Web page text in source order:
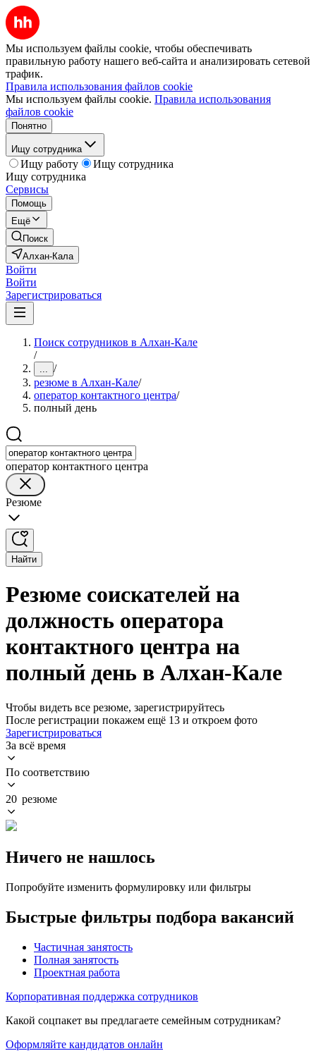
Мы используем файлы cookie, чтобы обеспечивать
правильную работу нашего веб-сайта и анализировать сетевой
трафик.
Правила использования файлов cookie
Мы используем файлы cookie. Правила использования
файлов cookie
Понятно
Ищу сотрудника
Ищу работу
Ищу сотрудника
Ищу сотрудника
Сервисы
Помощь
Ещё
Поиск
Алхан-Кала
Войти
Войти
Зарегистрироваться
Поиск сотрудников в Алхан-Кале
/
... /
резюме в Алхан-Кале/
оператор контактного центра/
полный день
оператор контактного центра
Резюме
Найти
Резюме соискателей на
должность оператора
контактного центра на
полный день в Алхан-Кале
Чтобы видеть все резюме, зарегистрируйтесь
После регистрации покажем ещё 13 и откроем фото
Зарегистрироваться
За всё время
По соответствию
20 резюме
Ничего не нашлось
Попробуйте изменить формулировку или фильтры
Быстрые фильтры подбора вакансий
Частичная занятость
Полная занятость
Проектная работа
Корпоративная поддержка сотрудников
Какой соцпакет вы предлагаете семейным сотрудникам?
Оформляйте кандидатов онлайн